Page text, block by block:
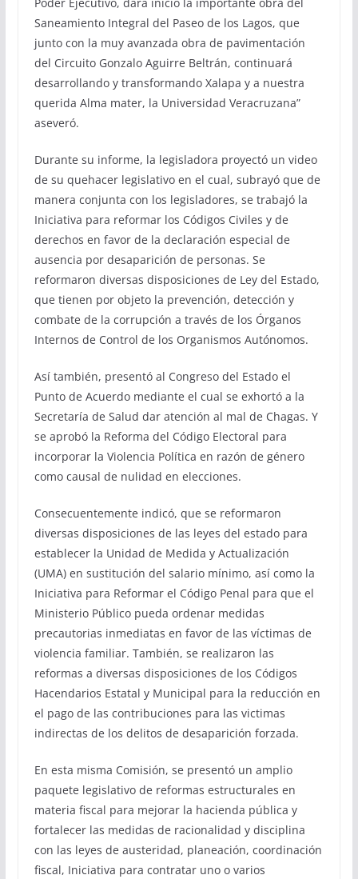
Saneamiento Integral del Paseo de los Lagos, que
junto con la muy avanzada obra de pavimentación
del Circuito Gonzalo Aguirre Beltrán, continuará
desarrollando y transformando Xalapa y a nuestra
querida Alma mater, la Universidad Veracruzana”
aseveró.
Durante su informe, la legisladora proyectó un video
de su quehacer legislativo en el cual, subrayó que de
manera conjunta con los legisladores, se trabajó la
Iniciativa para reformar los Códigos Civiles y de
derechos en favor de la declaración especial de
ausencia por desaparición de personas. Se
reformaron diversas disposiciones de Ley del Estado,
que tienen por objeto la prevención, detección y
combate de la corrupción a través de los Órganos
Internos de Control de los Organismos Autónomos.
Así también, presentó al Congreso del Estado el
Punto de Acuerdo mediante el cual se exhortó a la
Secretaría de Salud dar atención al mal de Chagas. Y
se aprobó la Reforma del Código Electoral para
incorporar la Violencia Política en razón de género
como causal de nulidad en elecciones.
Consecuentemente indicó, que se reformaron
diversas disposiciones de las leyes del estado para
establecer la Unidad de Medida y Actualización
(UMA) en sustitución del salario mínimo, así como la
Iniciativa para Reformar el Código Penal para que el
Ministerio Público pueda ordenar medidas
precautorias inmediatas en favor de las víctimas de
violencia familiar. También, se realizaron las
reformas a diversas disposiciones de los Códigos
Hacendarios Estatal y Municipal para la reducción en
el pago de las contribuciones para las victimas
indirectas de los delitos de desaparición forzada.
En esta misma Comisión, se presentó un amplio
paquete legislativo de reformas estructurales en
materia fiscal para mejorar la hacienda pública y
fortalecer las medidas de racionalidad y disciplina
con las leyes de austeridad, planeación, coordinación
fiscal, Iniciativa para contratar uno o varios